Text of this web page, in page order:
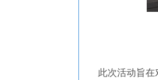
此次活动旨在